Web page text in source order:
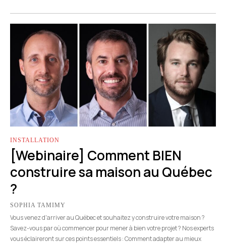
INSTALLATION
[Webinaire] Comment BIEN
construire sa maison au Québec
?
SOPHIA TAMIMY
Vous venez d'arriver au Québec et souhaitez y construire votre maison ?
Savez-vous par où commencer pour mener à bien votre projet ? Nos experts
vous éclaireront sur ces points essentiels : Comment adapter au mieux